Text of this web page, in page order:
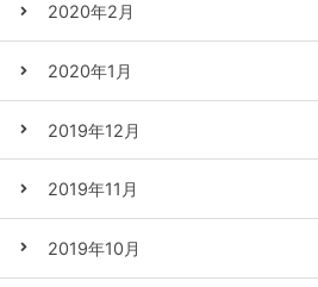
2020年2月
2020年1月
2019年12月
2019年11月
2019年10月